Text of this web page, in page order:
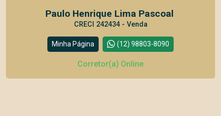
Paulo Henrique Lima Pascoal
CRECI 242434 - Venda
Minha Página (12) 98803-8090
Corretor(a) Online